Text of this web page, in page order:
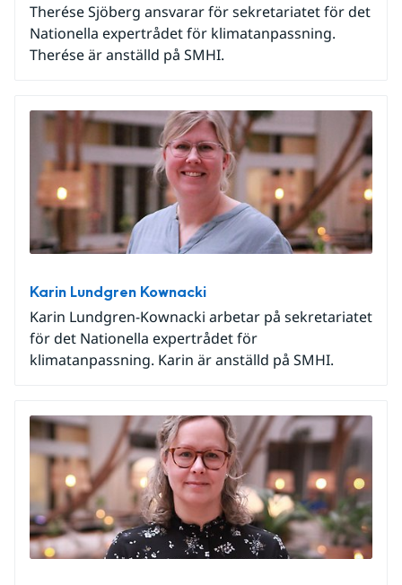
Therése Sjöberg ansvarar för sekretariatet för det
Nationella expertrådet för klimatanpassning.
Therése är anställd på SMHI.
Karin Lundgren Kownacki
Karin Lundgren-Kownacki arbetar på sekretariatet
för det Nationella expertrådet för
klimatanpassning. Karin är anställd på SMHI.